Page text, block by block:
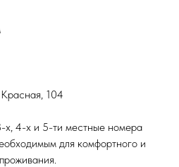
104
х, 4-х и 5-ти местные номера
для комфортного и